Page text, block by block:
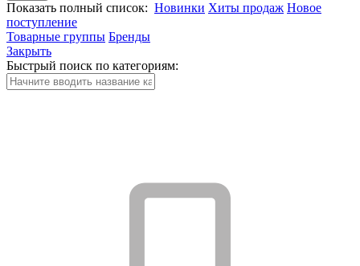
Показать полный список: Новинки Хиты продаж Новое
поступление
Товарные группы Бренды
Закрыть
Быстрый поиск по категориям: